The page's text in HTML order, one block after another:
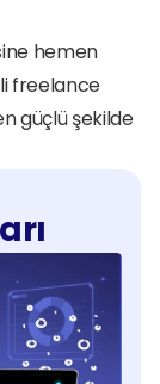
hemen
freelance
güçlü şekilde